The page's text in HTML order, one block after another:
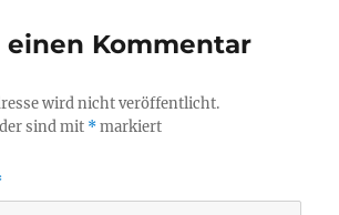
einen Kommentar
wird nicht veröffentlicht.
sind mit *markiert